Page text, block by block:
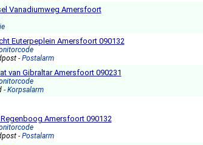
Vanadiumweg Amersfoort
Euterpeplein Amersfoort 090132
- Postalarm
van Gibraltar Amersfoort 090231
- Korpsalarm
Amersfoort 090132
- Postalarm